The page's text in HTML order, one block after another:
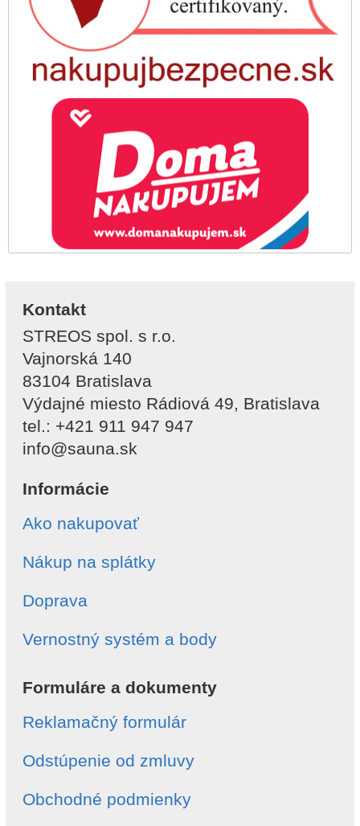
Kontakt
STREOS spol. s r.o.
Vajnorská 140
83104 Bratislava
Výdajné miesto Rádiová 49, Bratislava
tel.: +421 911 947 947
info@sauna.sk
Informácie
Ako nakupovať
Nákup na splátky
Doprava
Vernostný systém a body
Formuláre a dokumenty
Reklamačný formulár
Odstúpenie od zmluvy
Obchodné podmienky